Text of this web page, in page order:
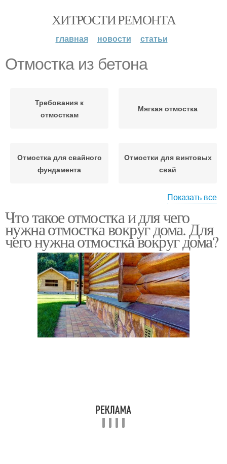
ХИТРОСТИ РЕМОНТА
главная новости статьи
Отмостка из бетона
Требования к
отмосткам
Мягкая отмостка
Отмостка для свайного
фундамента
Отмостки для винтовых
свай
Дом без отмостки Бюджетная отмостка
Отмостки от земли Простая отмостка
Требования к отмостке
Требования к бетонной
отмостке
Показать все
Что такое отмостка и для чего
нужна отмостка вокруг дома. Для
чего нужна отмостка вокруг дома?